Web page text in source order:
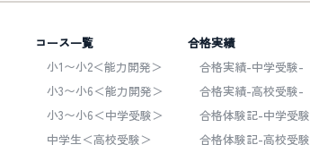
コース一覧
小1〜小2＜能力開発＞
小3〜小6＜能力開発＞
小3〜小6＜中学受験＞
中学生＜高校受験＞
合格実績
合格実績-中学受験-
合格実績-高校受験-
合格体験記-中学受験
合格体験記-高校受験